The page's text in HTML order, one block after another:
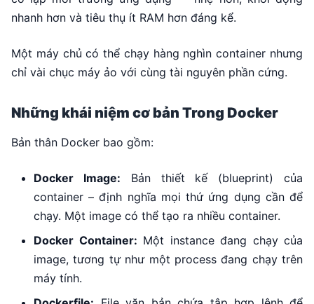
nhanh hơn và tiêu thụ ít RAM hơn đáng kể.
Một máy chủ có thể chạy hàng nghìn container nhưng
chỉ vài chục máy ảo với cùng tài nguyên phần cứng.
Những khái niệm cơ bản Trong Docker
Bản thân Docker bao gồm:
Docker Image: Bản thiết kế (blueprint) của
container – định nghĩa mọi thứ ứng dụng cần để
chạy. Một image có thể tạo ra nhiều container.
Docker Container: Một instance đang chạy của
image, tương tự như một process đang chạy trên
máy tính.